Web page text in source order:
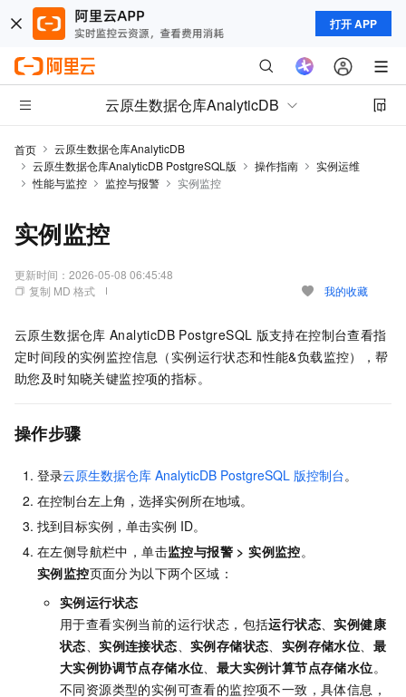
打开 APP
云原生数据仓库AnalyticDB
首页
云原生数据仓库AnalyticDB
云原生数据仓库AnalyticDB PostgreSQL版
操作指南
实例运维
性能与监控
监控与报警 实例监控
实例监控
更新时间： 2026-05-08 06:45:48
复制 MD 格式
我的收藏
云原生数据仓库 AnalyticDB PostgreSQL 版支持在控制台查看指
定时间段的实例监控信息（实例运行状态和性能&负载监控），帮
助您及时知晓关键监控项的指标。
操作步骤
登录云原生数据仓库 AnalyticDB PostgreSQL 版控制台。
在控制台左上角，选择实例所在地域。
找到目标实例，单击实例 ID。
在左侧导航栏中，单击监控与报警 >实例监控。
实例监控页面分为以下两个区域：
实例运行状态
用于查看实例当前的运行状态，包括运行状态、实例健康
状态、实例连接状态、实例存储状态、 实例存储水位、 最
大实例协调节点存储水位、 最大实例计算节点存储水位。
不同资源类型的实例可查看的监控项不一致，具体信息，